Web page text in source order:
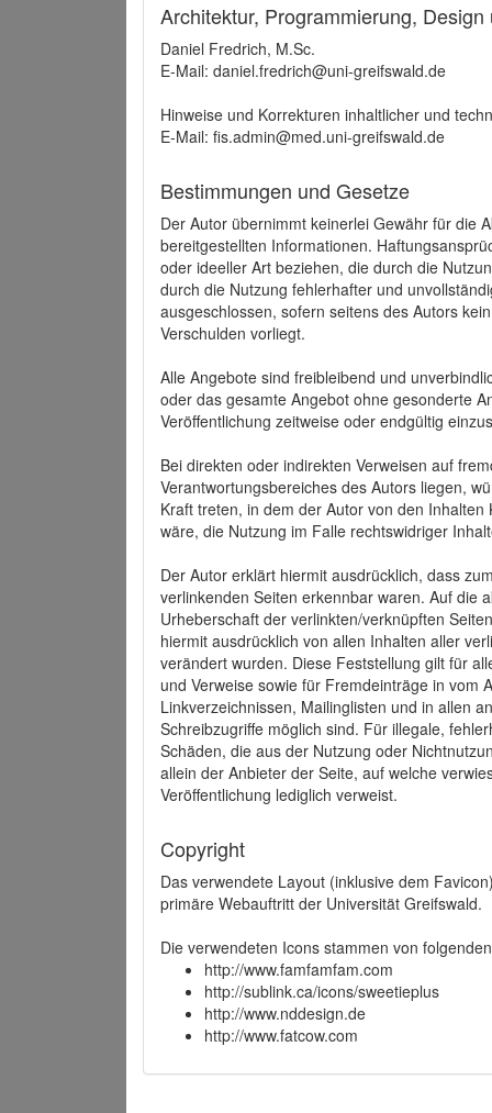
Architektur, Programmierung,
Daniel Fredrich, M.Sc.
E-Mail: daniel.fredrich@uni-greifswald.de
Hinweise und Korrekturen inhaltlicher und
E-Mail: fis.admin@med.uni-greifswald.de
Bestimmungen und Gesetze
Der Autor übernimmt keinerlei Gewähr für die
bereitgestellten Informationen.
oder ideeller Art beziehen, die durch die
durch die Nutzung fehlerhafter und
ausgeschlossen, sofern seitens des Autors
Verschulden vorliegt.
Alle Angebote sind freibleibend und
oder das gesamte Angebot ohne gesonderte
Veröffentlichung zeitweise oder endgültig
Bei direkten oder indirekten Verweisen auf
Verantwortungsbereiches des Autors liegen,
Kraft treten, in dem der Autor von den
wäre, die Nutzung im Falle rechtswidriger
Der Autor erklärt hiermit ausdrücklich, dass
verlinkenden Seiten erkennbar waren. Auf die
Urheberschaft der verlinkten/verknüpften
hiermit ausdrücklich von allen Inhalten aller
verändert wurden. Diese Feststellung gilt für
und Verweise sowie für Fremdeinträge in vom
Linkverzeichnissen, Mailinglisten und in allen
Schreibzugriffe möglich sind. Für illegale,
Schäden, die aus der Nutzung oder
allein der Anbieter der Seite, auf welche
Veröffentlichung lediglich verweist.
Copyright
Das verwendete Layout (inklusive dem
primäre Webauftritt der Universität Greifswald.
Die verwendeten Icons stammen von
http://www.famfamfam.com
http://sublink.ca/icons/sweetieplus
http://www.nddesign.de
http://www.fatcow.com